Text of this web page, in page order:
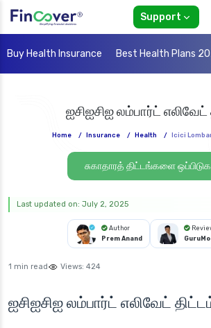
Support
Buy Health Insurance Best Health Plans
ஐசிஐசிஐ லம்பார்ட் எலிவேட்
Home / Insurance / Health / Icici
சுகாதாரத் திட்டங்களை ஒப்பிடுக
Last updated on: July 2, 2025
Author
Prem Anand
1 min read Views: 424
ஐசிஐசிஐ லம்பார்ட் எலிவேட்